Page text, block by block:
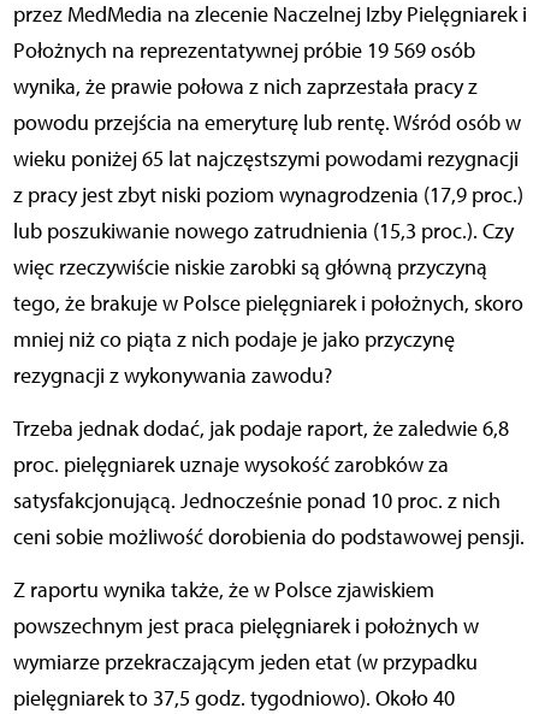
przez MedMedia na zlecenie Naczelnej Izby Pielęgniarek i
Położnych na reprezentatywnej próbie 19 569 osób
wynika, że prawie połowa z nich zaprzestała pracy z
powodu przejścia na emeryturę lub rentę. Wśród osób w
wieku poniżej 65 lat najczęstszymi powodami rezygnacji
z pracy jest zbyt niski poziom wynagrodzenia (17,9 proc.)
lub poszukiwanie nowego zatrudnienia (15,3 proc.). Czy
więc rzeczywiście niskie zarobki są główną przyczyną
tego, że brakuje w Polsce pielęgniarek i położnych, skoro
mniej niż co piąta z nich podaje je jako przyczynę
rezygnacji z wykonywania zawodu?
Trzeba jednak dodać, jak podaje raport, że zaledwie 6,8
proc. pielęgniarek uznaje wysokość zarobków za
satysfakcjonującą. Jednocześnie ponad 10 proc. z nich
ceni sobie możliwość dorobienia do podstawowej pensji.
Z raportu wynika także, że w Polsce zjawiskiem
powszechnym jest praca pielęgniarek i położnych w
wymiarze przekraczającym jeden etat (w przypadku
pielęgniarek to 37,5 godz. tygodniowo). Około 40